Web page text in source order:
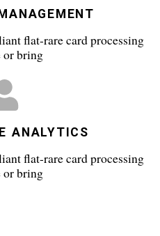
flat-rare card processing
or bring
ANALYTICS
flat-rare card processing
or bring